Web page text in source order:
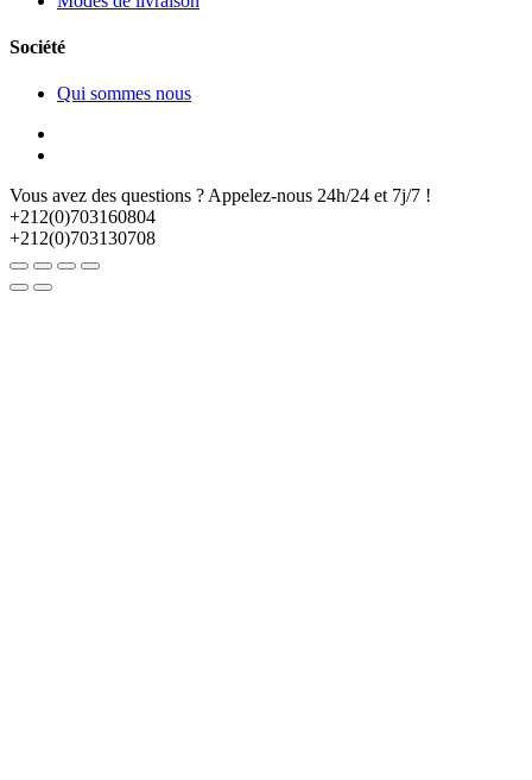
Société
Qui sommes nous
Vous avez des questions ? Appelez-nous 24h/24 et 7j/7 !
+212(0)703160804
+212(0)703130708